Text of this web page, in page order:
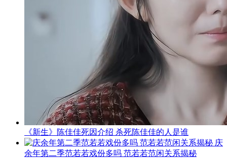
《新生》陈佳佳死因介绍 杀死陈佳佳的人是谁
庆
余年第二季范若若戏份多吗 范若若范闲关系揭秘